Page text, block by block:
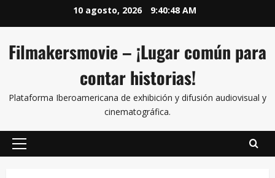
10 agosto, 2026 9:40:49 AM
Filmakersmovie – ¡Lugar común para
contar historias!
Plataforma Iberoamericana de exhibición y difusión audiovisual y
cinematográfica.